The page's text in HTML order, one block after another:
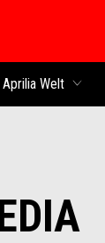
Aprilia Welt